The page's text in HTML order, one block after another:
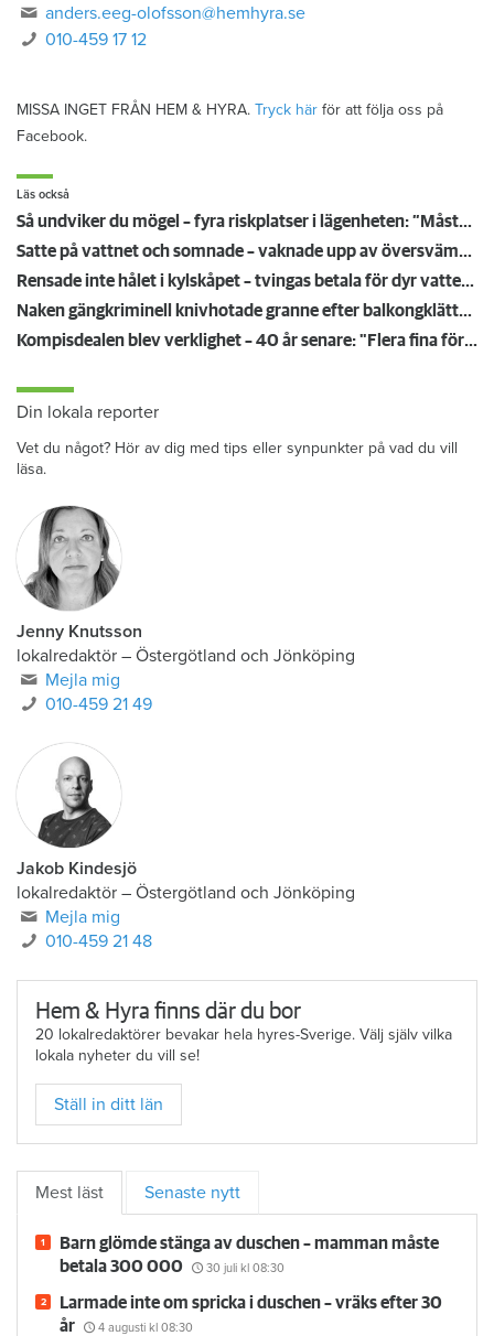
anders.eeg-olofsson@hemhyra.se
010-459 17 12
MISSA INGET FRÅN HEM & HYRA. Tryck här för att följa oss på
Facebook.
Läs också
Så undviker du mögel – fyra riskplatser i lägenheten: ”Måste städa bort”
Satte på vattnet och somnade – vaknade upp av översvämning hos grannen
Rensade inte hålet i kylskåpet – tvingas betala för dyr vattenskada
Naken gängkriminell knivhotade granne efter balkongklättring
Kompisdealen blev verklighet – 40 år senare: "Flera fina fördelar med att dela bostad"
Din lokala reporter
Vet du något? Hör av dig med tips eller synpunkter på vad du vill
läsa.
Jenny Knutsson
lokalredaktör – Östergötland och Jönköping
Mejla mig
010-459 21 49
Jakob Kindesjö
lokalredaktör – Östergötland och Jönköping
Mejla mig
010-459 21 48
Hem & Hyra finns där du bor
20 lokalredaktörer bevakar hela hyres-Sverige. Välj själv vilka
lokala nyheter du vill se!
Ställ in ditt län
Mest läst Senaste nytt
Barn glömde stänga av duschen – mamman måste
betala 300 000
30 juli kl 08:30
Larmade inte om spricka i duschen – vräks efter 30
år
4 augusti kl 08:30